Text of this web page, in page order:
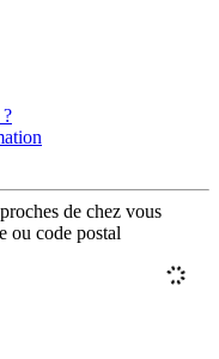
de chez vous
ou code postal